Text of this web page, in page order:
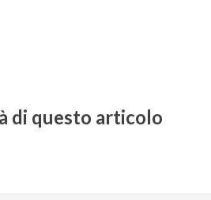
di questo articolo